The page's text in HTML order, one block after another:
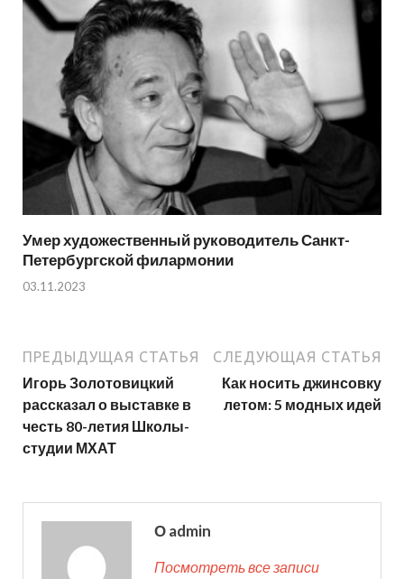
Умер художественный руководитель Санкт-
Петербургской филармонии
03.11.2023
ПРЕДЫДУЩАЯ СТАТЬЯ
Игорь Золотовицкий
рассказал о выставке в
честь 80-летия Школы-
студии МХАТ
СЛЕДУЮЩАЯ СТАТЬЯ
Как носить джинсовку
летом: 5 модных идей
О admin
Посмотреть все записи